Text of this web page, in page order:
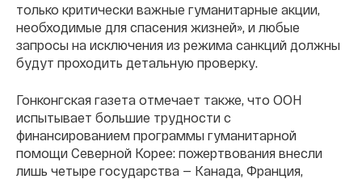
только критически важные гуманитарные акции,
необходимые для спасения жизней», и любые
запросы на исключения из режима санкций должны
будут проходить детальную проверку.
Гонконгская газета отмечает также, что ООН
испытывает большие трудности с
финансированием программы гуманитарной
помощи Северной Корее: пожертвования внесли
лишь четыре государства — Канада, Франция,